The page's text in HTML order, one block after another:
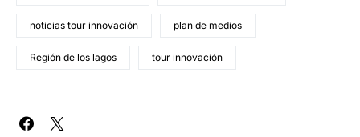
noticias tour innovación plan de medios
Región de los lagos tour innovación